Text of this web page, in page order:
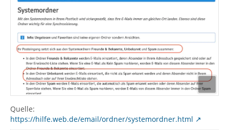
Quelle:
https://hilfe.web.de/email/ordner/systemordner.html